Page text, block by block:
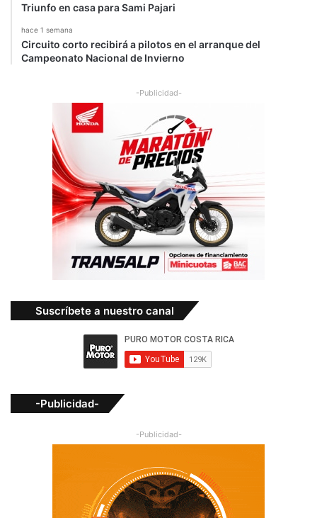
Triunfo en casa para Sami Pajari
hace 1 semana
Circuito corto recibirá a pilotos en el arranque del
Campeonato Nacional de Invierno
-Publicidad-
Suscríbete a nuestro canal
-Publicidad-
-Publicidad-